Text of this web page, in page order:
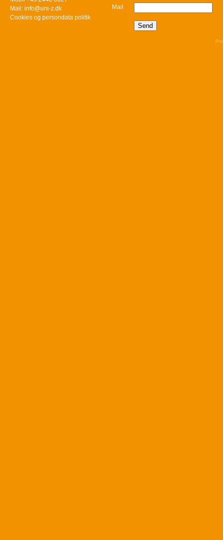
Mail: info@uni-z.dk
Cookies og persondata politik
Mail